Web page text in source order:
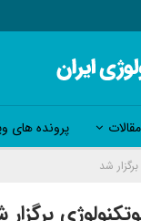
پرونده های
شد